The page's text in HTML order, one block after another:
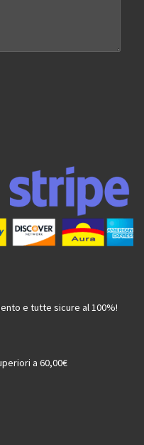
e tutte sicure al 100%!
a 60,00€